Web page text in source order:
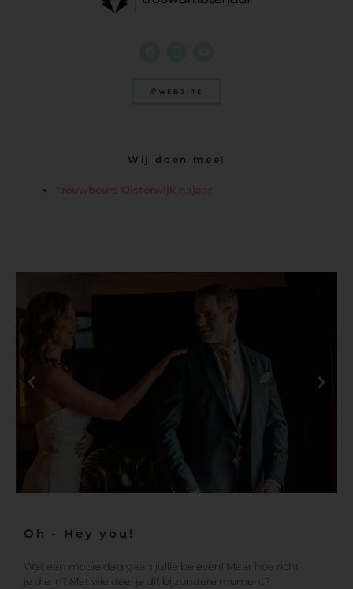
WEBSITE
Wij doen mee!
Trouwbeurs Oisterwijk najaar
Oh - Hey you!
Wat een mooie dag gaan jullie beleven! Maar hoe richt
je die in? Met wie deel je dit bijzondere moment?